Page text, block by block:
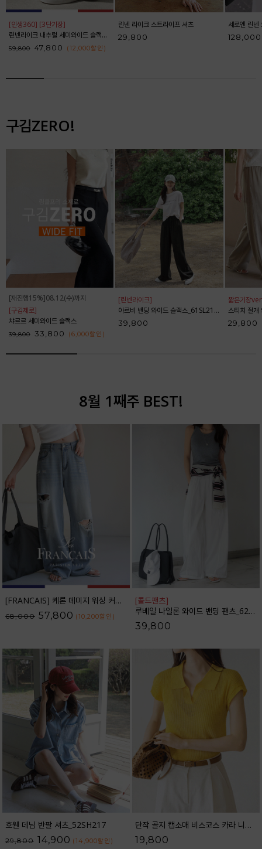
[인생360] [3단기장]
린넨라이크 내추럴 세미와이드 슬랙스_F6S164SL
59,800 47,800 (12,000할인 )
린넨 라이크 스트라이프 셔츠
29,800
세로엔 린
128,000
구김ZERO!
[재진행15%]08.12(수)까지
[구김제로]
챠르르 세미와이드 슬랙스
39,800 33,800 (6,000할인 )
[린넨라이크]
아르비 밴딩 와이드 슬랙스_61SL2153
39,800
짧은기장
스티치 절개
29,800
8월 1째주 BEST!
[FRANCAIS] 케론 데미지 워싱 커브라인 와이드 데님팬츠_F6H479DP
68,000 57,800 (10,200할인 )
[콜드팬츠]
루베일 나일론 와이드 밴딩 팬츠_62PT2616
39,800
호웬 데님 반팔 셔츠_52SH217
29,800 14,900 (14,900할인 )
단작 골지 캡소매 비스코스 카라 니트_62KN2562
19,800